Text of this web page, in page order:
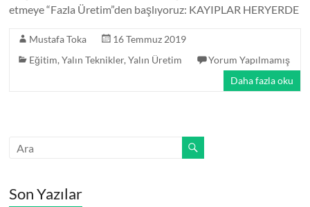
etmeye “Fazla Üretim”den başlıyoruz: KAYIPLAR HERYERDE
Mustafa Toka
16 Temmuz 2019
Eğitim,Yalın Teknikler,Yalın Üretim
Yorum Yapılmamış
Daha fazla oku
Son Yazılar